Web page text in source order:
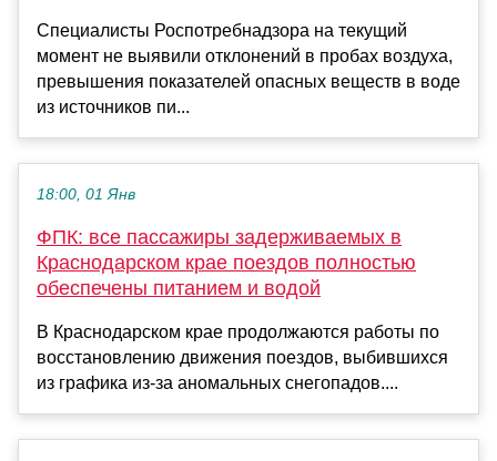
Специалисты Роспотребнадзора на текущий
момент не выявили отклонений в пробах воздуха,
превышения показателей опасных веществ в воде
из источников пи...
18:00, 01 Янв
ФПК: все пассажиры задерживаемых в
Краснодарском крае поездов полностью
обеспечены питанием и водой
В Краснодарском крае продолжаются работы по
восстановлению движения поездов, выбившихся
из графика из-за аномальных снегопадов....